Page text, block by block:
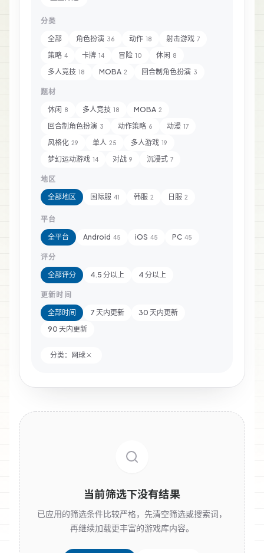
分类
全部
角色扮演 36 动作 18 射击游戏 7
策略 4 卡牌 14 冒险 10 休闲 8
多人竞技 18 MOBA 2 回合制角色扮演 3
题材
休闲 8 多人竞技 18 MOBA 2
回合制角色扮演 3 动作策略 6 动漫 17
风格化 29 单人 25 多人游戏 19
梦幻运动游戏 14 对战 9 沉浸式 7
地区
全部地区
国际服 41 韩服 2 日服 2
平台
全平台
Android 45 iOS 45 PC 45
评分
全部评分
4.5 分以上 4 分以上
更新时间
全部时间
7 天内更新
30 天内更新
90 天内更新
分类： 网球
当前筛选下没有结果
已应用的筛选条件比较严格，先清空筛选或搜索词，
再继续加载更丰富的游戏库内容。